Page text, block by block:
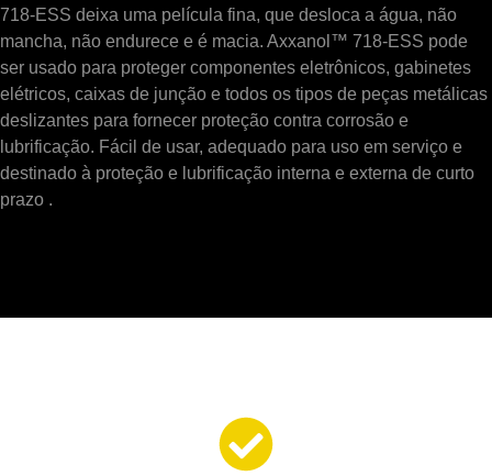
718-ESS deixa uma película fina, que desloca a água, não
mancha, não endurece e é macia. Axxanol™ 718-ESS pode
ser usado para proteger componentes eletrônicos, gabinetes
elétricos, caixas de junção e todos os tipos de peças metálicas
deslizantes para fornecer proteção contra corrosão e
lubrificação. Fácil de usar, adequado para uso em serviço e
destinado à proteção e lubrificação interna e externa de curto
prazo .